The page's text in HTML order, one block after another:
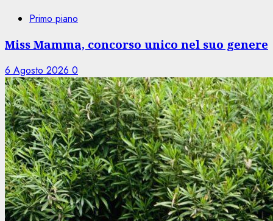
Primo piano
Miss Mamma, concorso unico nel suo genere
6 Agosto 2026 0